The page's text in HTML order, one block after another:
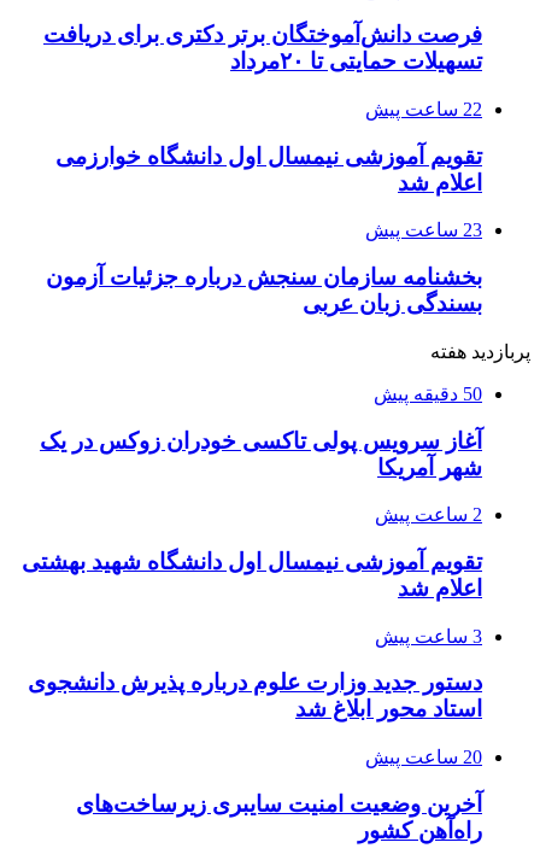
فرصت دانش‌آموختگان برتر دکتری‌ برای دریافت
تسهیلات حمایتی تا ۲۰مرداد
22 ساعت پیش
تقویم آموزشی نیمسال اول دانشگاه خوارزمی
اعلام شد
23 ساعت پیش
بخشنامه سازمان سنجش درباره جزئیات آزمون
بسندگی زبان عربی
پربازدید هفته
50 دقیقه پیش
آغاز سرویس پولی تاکسی خودران زوکس در یک
شهر آمریکا
2 ساعت پیش
تقویم آموزشی نیمسال اول دانشگاه شهید بهشتی
اعلام شد
3 ساعت پیش
دستور جدید وزارت علوم درباره پذیرش دانشجوی
استاد محور ابلاغ شد
20 ساعت پیش
آخرین وضعیت امنیت سایبری زیرساخت‌های
راه‌آهن کشور